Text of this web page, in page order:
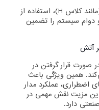
در سیستم‌هایی با کلاس حرارتی بالا (مانند کلاس H)، استفاده از
و دوام سیستم را تضمین
آتش
صورت قرار گرفتن در
همین ویژگی باعث
عملکرد مدار
مزیت نقش مهمی در
دارد.